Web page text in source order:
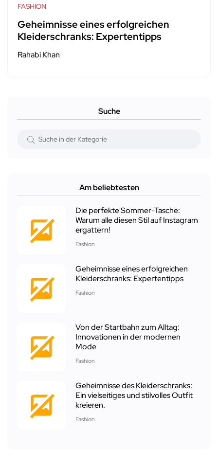
FASHION
Geheimnisse eines erfolgreichen
Kleiderschranks: Expertentipps
Rahabi Khan
Suche
Am beliebtesten
Die perfekte Sommer-Tasche:
Warum alle diesen Stil auf Instagram
ergattern!
Fashion
Geheimnisse eines erfolgreichen
Kleiderschranks: Expertentipps
Fashion
Von der Startbahn zum Alltag:
Innovationen in der modernen
Mode
Fashion
Geheimnisse des Kleiderschranks:
Ein vielseitiges und stilvolles Outfit
kreieren.
Fashion